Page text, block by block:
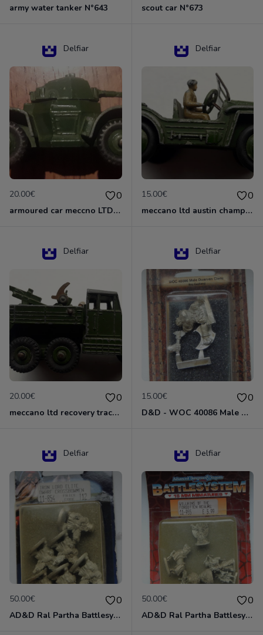
army water tanker N°643 scout car N°673
Delfiar
20.00€ 0
armoured car meccno LTD N°670
Delfiar
15.00€ 0
meccano ltd austin champ N°674
Delfiar
20.00€ 0
meccano ltd recovery tractor N°661
Delfiar
15.00€ 0
D&D - WOC 40086 Male Dwarven Cleric Miniature - Donjons Dragons
Delfiar
50.00€ 0
AD&D Ral Partha Battlesystem Miniatures Pack Iron Lord Dwarf Crossbowmen 11-854
Delfiar
50.00€ 0
AD&D Ral Partha Battlesystem Villains/Forgotten Realms 11-955 Miniatures